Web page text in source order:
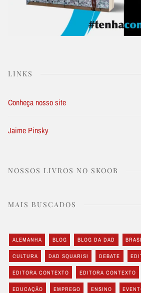
LINKS
Conheça nosso site
Jaime Pinsky
NOSSOS LIVROS NO SKOOB
MAIS BUSCADOS
ALEMANHA BLOG BLOG DA DAD
CULTURA DAD SQUARISI DEBATE
EDITORA CONTEXTO EDITORA CONTEXTO
EDUCAÇÃO EMPREGO ENSINO